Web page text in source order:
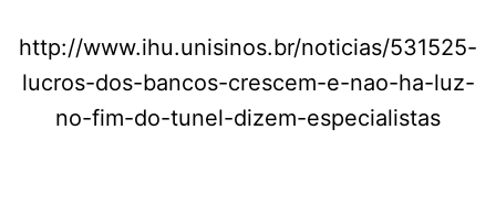
http://www.ihu.unisinos.br/noticias/531525-
lucros-dos-bancos-crescem-e-nao-ha-luz-
no-fim-do-tunel-dizem-especialistas